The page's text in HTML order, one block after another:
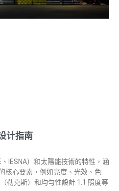
计指南
IESNA）和太陽能技術的特性，涵
核心要素，例如亮度、光效、色
勒克斯）和均勻性設計 1.1 照度等